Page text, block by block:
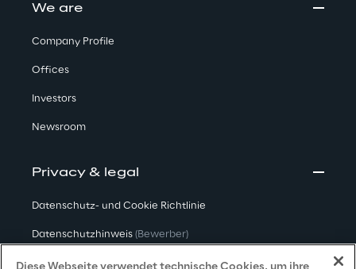
We are
Company Profile
Offices
Investors
Newsroom
Privacy & legal
Datenschutz- und Cookie Richtlinie
Datenschutzhinweis (Bewerber)
Datenschutzhinweis(Kunden)